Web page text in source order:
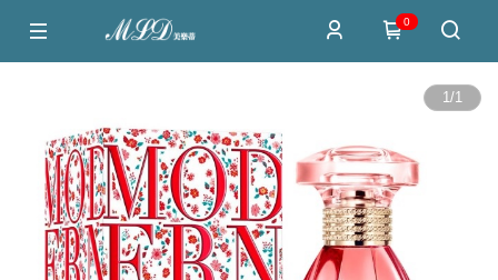
0
1/1